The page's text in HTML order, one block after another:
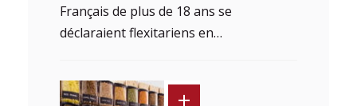
Français de plus de 18 ans se
déclaraient flexitariens en…